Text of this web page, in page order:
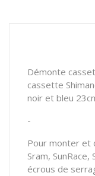
Démonte
cassette
noir et bleu
-
Pour monter et
Sram,
écrous de